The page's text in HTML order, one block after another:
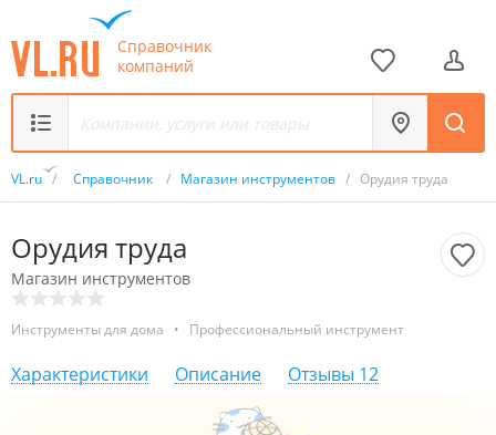
Справочник
компаний
VL.ru / Справочник / Магазин инструментов / Орудия труда
Орудия труда
Магазин инструментов
Инструменты для дома • Профессиональный инструмент
Характеристики Описание Отзывы 12